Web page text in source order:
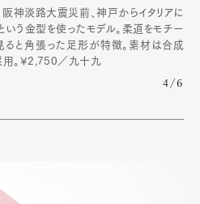
神淡路大震災前、神戸からイタリアに
いう金型を使ったモデル。柔道をモチー
ると角張った足形が特徴。素材は合成
用。¥2,750／九十九
4/6